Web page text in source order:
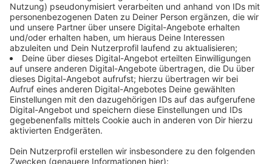
vollständig beantworten wollen, wurde jetzt aber
gerichtlich dazu gezwungen. Die "gefährlichen Orte" in
unserer Stadt liegen im Bahnhofsviertel bzw. in
Oberbilk. Unbedingt gefährlich sind diese aber laut
Innenministerium nicht. Bei den Begriffen „gefährliche
und verrufene Orte“ handele es sich um
polizeifachliche Bezeichnungen. Es könne sich auch um
Orte handeln, an denen Straftaten lediglich verabredet
und vorbereitet werden und nicht um Orte, an denen
Bürger einer erhöhten Gefahr ausgesetzt sind, Opfer
von Straftaten zu werden.